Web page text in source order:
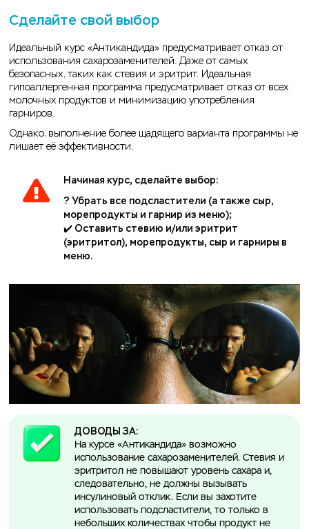
Сделайте свой выбор
Идеальный курс «Антикандида» предусматривает отказ от
использования сахарозаменителей. Даже от самых
безопасных, таких как стевия и эритрит. Идеальная
гипоаллергенная программа предусматривает отказ от всех
молочных продуктов и минимизацию употребления
гарниров.
Однако, выполнение более щадящего варианта программы не
лишает её эффективности.
Начиная курс, сделайте выбор:
? Убрать все подсластители (а также сыр,
морепродукты и гарнир из меню);
✔️ Оставить стевию и/или эритрит
(эритритол), морепродукты, сыр и гарниры в
меню.
ДОВОДЫ ЗА:
На курсе «Антикандида» возможно
использование сахарозаменителей. Стевия и
эритритол не повышают уровень сахара и,
следовательно, не должны вызывать
инсулиновый отклик. Если вы захотите
использовать подсластители, то только в
небольших количествах чтобы продукт не